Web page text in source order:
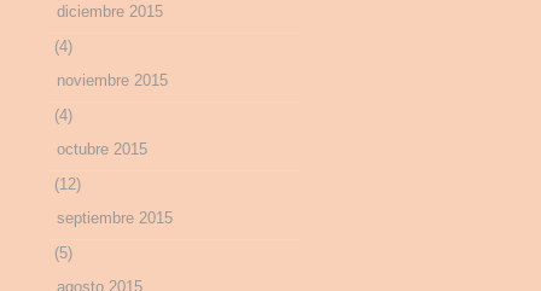
diciembre 2015
(4)
noviembre 2015
(4)
octubre 2015
(12)
septiembre 2015
(5)
agosto 2015